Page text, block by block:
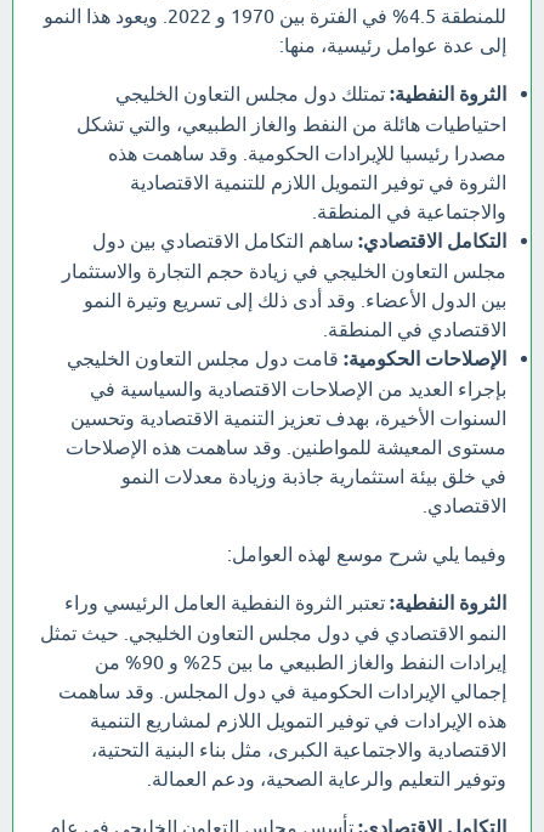
للمنطقة 4.5% في الفترة بين 1970 و 2022. ويعود هذا النمو
إلى عدة عوامل رئيسية، منها:
الثروة النفطية: تمتلك دول مجلس التعاون الخليجي
احتياطيات هائلة من النفط والغاز الطبيعي، والتي تشكل
مصدرا رئيسيا للإيرادات الحكومية. وقد ساهمت هذه
الثروة في توفير التمويل اللازم للتنمية الاقتصادية
والاجتماعية في المنطقة.
التكامل الاقتصادي: ساهم التكامل الاقتصادي بين دول
مجلس التعاون الخليجي في زيادة حجم التجارة والاستثمار
بين الدول الأعضاء. وقد أدى ذلك إلى تسريع وتيرة النمو
الاقتصادي في المنطقة.
الإصلاحات الحكومية: قامت دول مجلس التعاون الخليجي
بإجراء العديد من الإصلاحات الاقتصادية والسياسية في
السنوات الأخيرة، بهدف تعزيز التنمية الاقتصادية وتحسين
مستوى المعيشة للمواطنين. وقد ساهمت هذه الإصلاحات
في خلق بيئة استثمارية جاذبة وزيادة معدلات النمو
الاقتصادي.
وفيما يلي شرح موسع لهذه العوامل:
الثروة النفطية: تعتبر الثروة النفطية العامل الرئيسي وراء
النمو الاقتصادي في دول مجلس التعاون الخليجي. حيث تمثل
إيرادات النفط والغاز الطبيعي ما بين 25% و 90% من
إجمالي الإيرادات الحكومية في دول المجلس. وقد ساهمت
هذه الإيرادات في توفير التمويل اللازم لمشاريع التنمية
الاقتصادية والاجتماعية الكبرى، مثل بناء البنية التحتية،
وتوفير التعليم والرعاية الصحية، ودعم العمالة.
تأسس مجلس التعاون الخليجي في عام